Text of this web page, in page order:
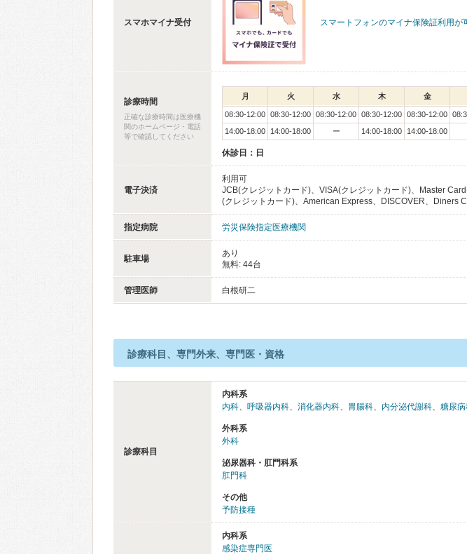
スマホマイナ受付 スマートフォンのマイナ保険証利用が
診療時間
正確な診療時間は医療機
関のホームページ・電話
等で確認してください
月 火 水 木 金
08:30-12:00 08:30-12:00 08:30-12:00 08:30-12:00 08:30-12:00
14:00-18:00
14:00-18:00 ー 14:00-18:00 14:00-18:00
休診日：日
電子決済
利用可
JCB(クレジットカード)、VISA(クレジットカード)、Master
(クレジットカード)、American Express、DISCOVER、Diners
指定病院 労災保険指定医療機関
駐車場
あり
無料: 44台
管理医師 白根研二
診療科目、専門外来、専門医・資格
診療科目
内科系
内科、 呼吸器内科、 消化器内科、 胃腸科、 内分泌代謝科、 糖尿
外科系
外科
泌尿器科・肛門科系
肛門科
その他
予防接種
内科系
感染症専門医